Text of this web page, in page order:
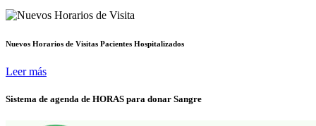
Nuevos Horarios de Visitas Pacientes Hospitalizados
Leer más
Sistema de agenda de HORAS para donar Sangre